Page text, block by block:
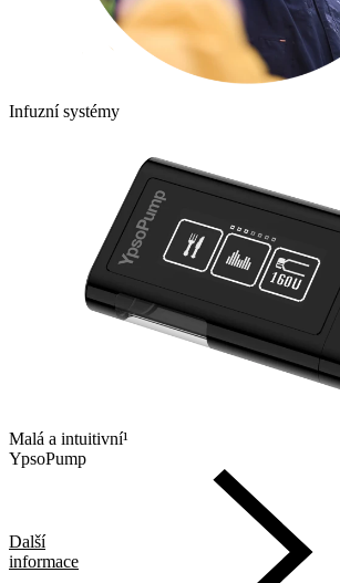
Infuzní systémy
Malá a intuitivní¹
YpsoPump
Další
informace